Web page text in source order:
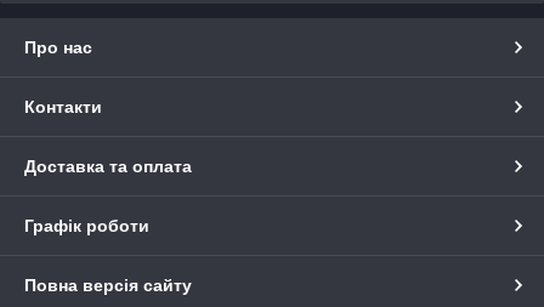
Про нас
Контакти
Доставка та оплата
Графік роботи
Повна версія сайту